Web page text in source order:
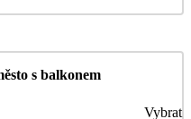
s balkonem
Vybrat